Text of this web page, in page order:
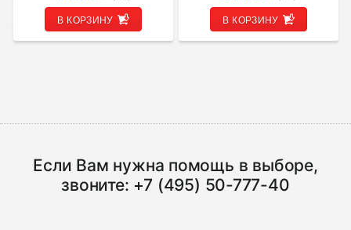
В КОРЗИНУ В КОРЗИНУ
Если Вам нужна помощь в выборе,
звоните: +7 (495) 50-777-40